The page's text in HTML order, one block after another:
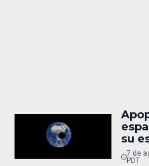
su
7 de
PDT